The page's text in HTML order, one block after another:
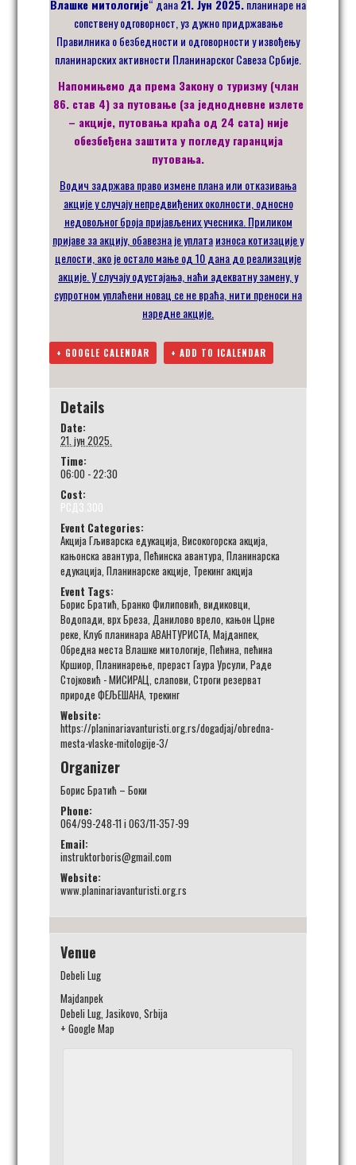
Влашке митологије“ дана21. Јун 2025.планинаре на
сопствену одговорност, уз дужно придржавање
Правилника о безбедности и одговорности у извођењу
планинарских активности Планинарског Савеза Србије.
Напомињемо да према Закону о туризму (члан
86. став 4) за путовање (за једнодневне излете
– акције, путовања краћа од 24 сата) није
обезбеђена заштита у погледу гаранција
путовања.
Водич задржава право измене плана или отказивања
акције у случају непредвиђених околности , односно
недовољног броја пријављених учесника. Приликом
пријавеза акцију, обавезна јеуплатаизноса котизације у
целости, ако је остало мање од 10 дана до реализације
акције . У случају одустајања, наћи адекватнузамену, у
супротномуплаћени новац се не враћа , нити преноси на
наредне акције
+ GOOGLE CALENDAR + ADD TO ICALENDAR
Details
Date:
21. јун 2025.
Time:
06:00 - 22:30
Cost:
РСД3.300
Event Categories:
Акција Гљиварска едукација ,Високогорска акција
кањонска авантура ,Пећинска авантура ,Планинарска
едукација ,Планинарске акције Трекинг акција
Event Tags:
Борис Братић ,Бранко Филиповић ,видиковци
Водопади ,врх Бреза Данилово врело ,кањон Црне
реке ,Клуб планинара АВАНТУРИСТА ,Мајданпек,
Обредна места Влашке митологије ,Пећина ,пећина
Кршиор ,Планинарење ,прераст Гаура Урсули ,Раде
Стојковић - МИСИРАЦ ,слапови ,Строги резерват
природе ФЕЉЕШАНА трекинг
Website:
https://planinariavanturisti.org.rs/dogadjaj/obredna-
mesta-vlaske-mitologije-3/
Organizer
Борис Братић – Боки
Phone:
064/99-248-11 i 063/11-357-99
Email:
instruktorboris@gmail.com
Website:
www.planinariavanturisti.org.rs
Venue
Debeli Lug
Majdanpek
Debeli Lug, Jasikovo Srbija
+ Google Map